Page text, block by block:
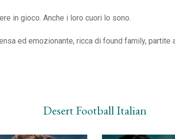
in gioco. Anche i loro cuori lo sono.
ed emozionante, ricca di found family, partite
Desert Football Italian